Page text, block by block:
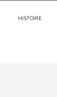
HISTOIRE